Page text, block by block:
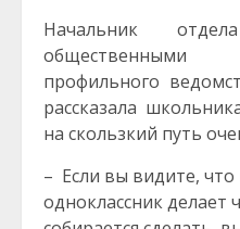
Начальник
профильного
рассказала
на скользкий путь
– Если вы видите,
одноклассник делает